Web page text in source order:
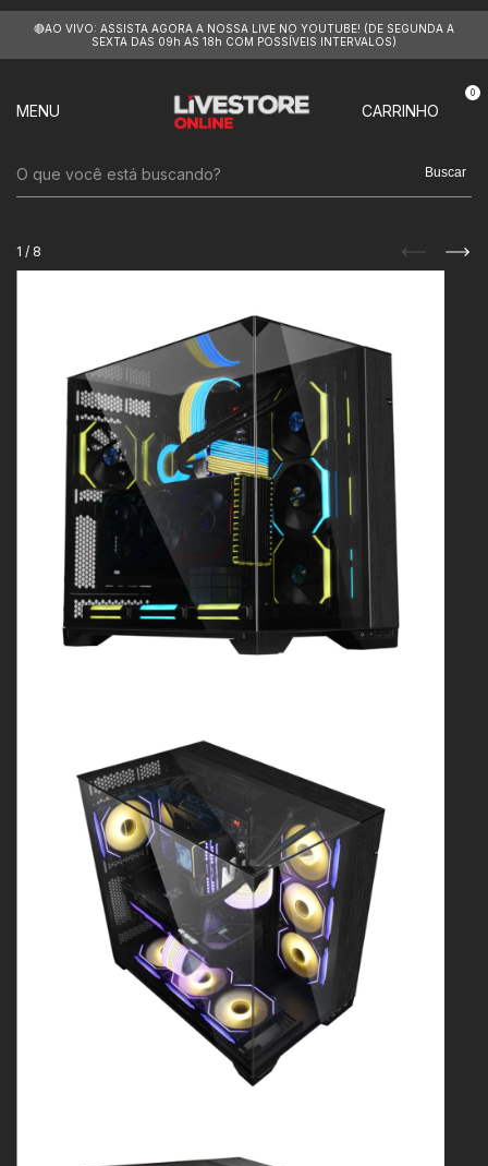
🔴AO VIVO: ASSISTA AGORA A NOSSA LIVE NO YOUTUBE! (DE SEGUNDA A
SEXTA DAS 09h AS 18h COM POSSÍVEIS INTERVALOS)
MENU CARRINHO
0
Buscar
1 / 8